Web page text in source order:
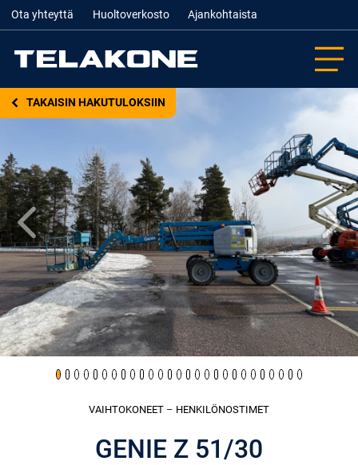
Ota yhteyttä Huoltoverkosto Ajankohtaista
TAKAISIN HAKUTULOKSIIN
Edellinen
VAIHTOKONEET – HENKILÖNOSTIMET
GENIE Z 51/30